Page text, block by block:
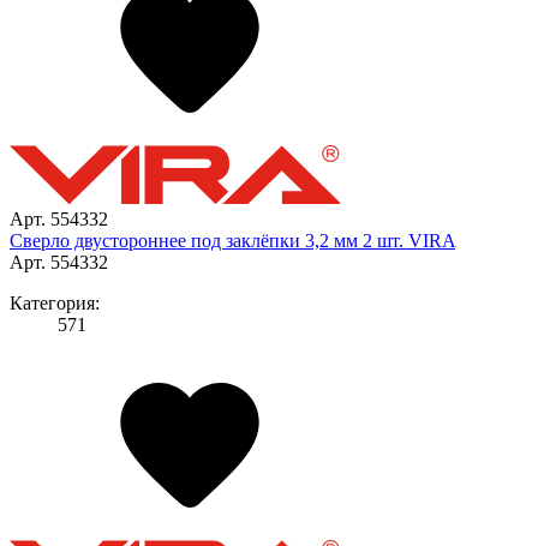
Арт. 554332
Сверло двустороннее под заклёпки 3,2 мм 2 шт. VIRA
Арт. 554332
Категория:
571